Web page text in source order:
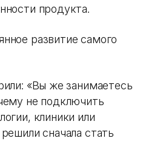
продукта.
развитие самого
«Вы же занимаетесь
не подключить
клиники или
сначала стать